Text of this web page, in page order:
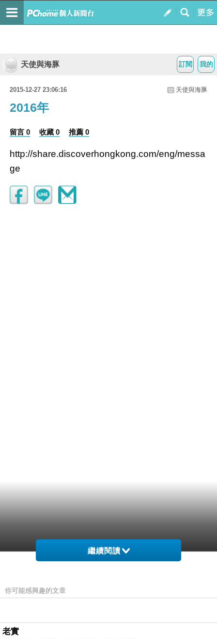
我的
訂閱
天使與海豚
2015-12-27 23:06:16 天使與海豚
2016年
留言 0 收藏 0 推薦 0
http://share.discoverhongkong.com/eng/messa
ge
繼續閱讀
你可能感興趣的文章
老實